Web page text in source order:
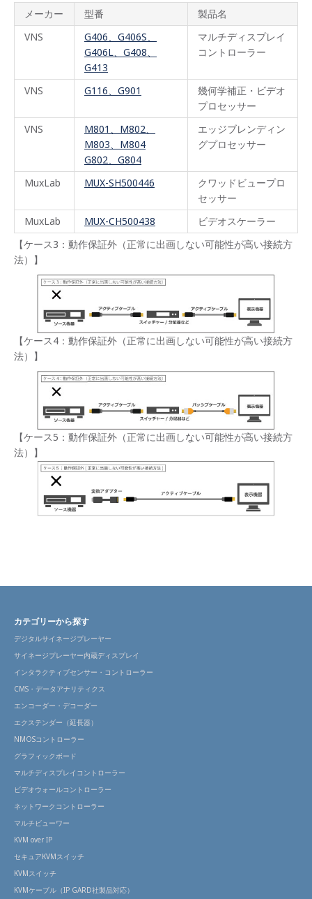
メーカー 型番
製品名
VNS
G406、G406S、
G406L、G408、
G413
マルチディスプレイ
コントローラー
VNS G116、G901
幾何学補正・ビデオ
プロセッサー
VNS
M801、M802、
M803、M804
G802、G804
エッジブレンディン
グプロセッサー
MuxLab MUX-SH500446
クワッドビュープロ
セッサー
MuxLab
MUX-CH500438
ビデオスケーラー
【ケース3：動作保証外（正常に出画しない可能性が高い接続方
法）】
【ケース4：動作保証外（正常に出画しない可能性が高い接続方
法）】
【ケース5：動作保証外（正常に出画しない可能性が高い接続方
法）】
カテゴリーから探す
デジタルサイネージプレーヤー
サイネージプレーヤー内蔵ディスプレイ
インタラクティブセンサー・コントローラー
CMS・データアナリティクス
エンコーダー・デコーダー
エクステンダー（延長器）
NMOSコントローラー
グラフィックボード
マルチディスプレイコントローラー
ビデオウォールコントローラー
ネットワークコントローラー
マルチビューワー
KVM over IP
セキュアKVMスイッチ
KVMスイッチ
KVMケーブル（IP GARD社製品対応）